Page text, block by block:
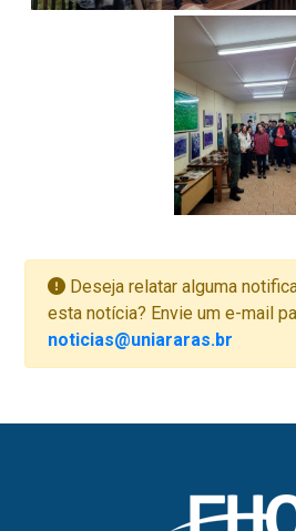
Deseja relatar alguma
esta notícia? Envie um e-mail
noticias@uniararas.br